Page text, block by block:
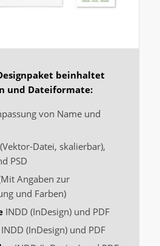
beinhaltet
und Dateiformate:
von Name und
Datei, skalierbar),
PSD
Angaben zur
und Farben)
INDD (InDesign) und PDF
(InDesign) und PDF